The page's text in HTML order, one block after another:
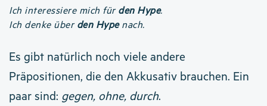
Ich interessiere mich für den Hype.
Ich denke über den Hypenach.
Es gibt natürlich noch viele andere
Präpositionen, die den Akkusativ brauchen. Ein
paar sind: gegen, ohne, durch.